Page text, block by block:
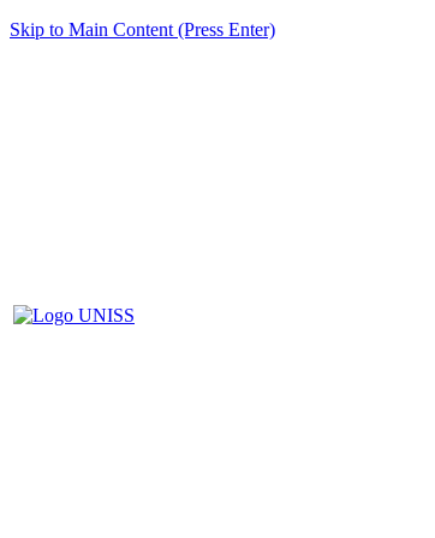
Skip to Main Content (Press Enter)